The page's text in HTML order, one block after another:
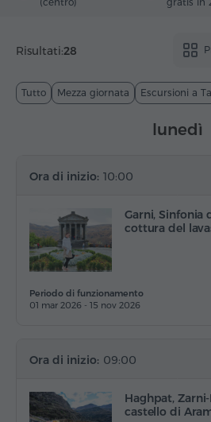
Risultati:28
Tutto Mezza giornata Escursioni a
lunedì
Garni, Sinfonia
cottura del
Ora di inizio: 10:00
Periodo di funzionamento
01 mar 2026 - 15 nov 2026
Haghpat,
castello di
Ora di inizio: 09:00